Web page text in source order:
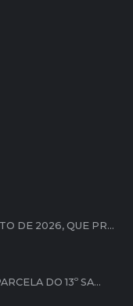
DE 2026, QUE PR...
DO 13º SA...